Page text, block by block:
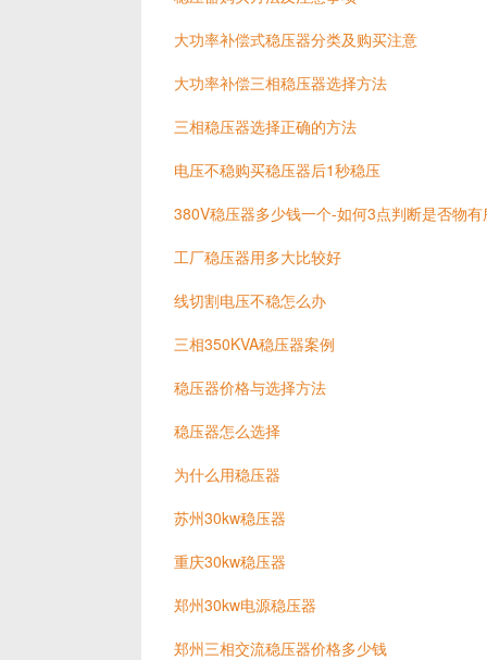
大功率补偿式稳压器分类及购买注意
大功率补偿三相稳压器选择方法
三相稳压器选择正确的方法
电压不稳购买稳压器后1秒稳压
380V稳压器多少钱一个-如何3点判断是否物有
工厂稳压器用多大比较好
线切割电压不稳怎么办
三相350KVA稳压器案例
稳压器价格与选择方法
稳压器怎么选择
为什么用稳压器
苏州30kw稳压器
重庆30kw稳压器
郑州30kw电源稳压器
郑州三相交流稳压器价格多少钱